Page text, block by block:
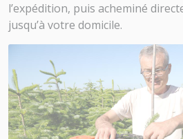
l’expédition, puis acheminé
jusqu’à votre domicile.